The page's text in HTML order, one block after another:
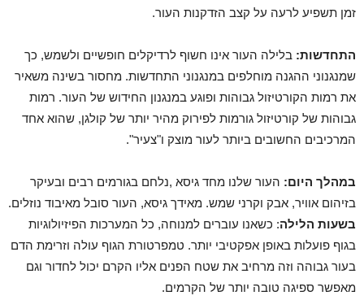
זמן תשפיע לרעה על קצב הזדקנות העור.
התחדשות: בלילה העור אינו חשוף לרדיקלים חופשיים ולשמש, כך
שמנגנוני ההגנה מוחלפים במנגנוני התחדשות. מחסור בשינה משאיר
את רמות הקורטיזול גבוהות ופוגע במנגנון החידוש של העור. רמות
גבוהות של קורטיזול גורמות לפירוק מהיר יותר של קולגן, שהוא אחד
המרכיבים החשובים ביותר לעור מוצק ו"צעיר".
במהלך היום: העור שלנו מחד גיסא ,נלחם בגורמים רבים ובעיקר
בזיהום אוויר, אבק וקרני שמש. מאידך גיסא, העור סובל מאיבוד נוזלים.
בשעות הלילה: כשאנו עוברים למנוחה, כל המערכות הפיזיולוגיות
בגוף פועלות באופן אפקטיבי יותר. טמפרטורת הגוף עולה וזרימת הדם
בעור גבוהה וזה מרחיב את שטח הפנים אליו הקרם יכול לחדור וגם
מאפשר ספיגה טובה יותר של הקרמים.